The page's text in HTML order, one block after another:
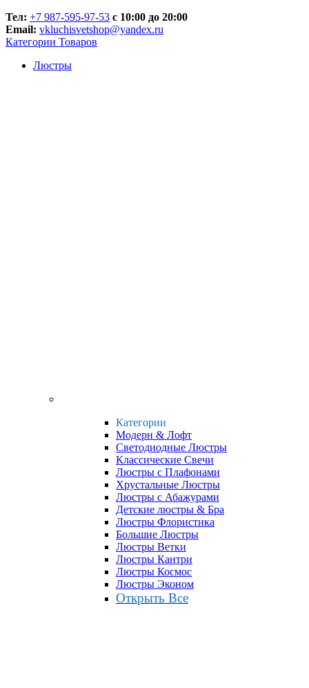
Тел: +7 987-595-97-53 с 10:00 до 20:00
Email: vkluchisvetshop@yandex.ru
Категории Товаров
Люстры
Категории
Модерн & Лофт
Светодиодные Люстры
Классические Свечи
Люстры с Плафонами
Хрустальные Люстры
Люстры с Абажурами
Детские люстры & Бра
Люстры Флористика
Большие Люстры
Люстры Ветки
Люстры Кантри
Люстры Космос
Люстры Эконом
Открыть Все